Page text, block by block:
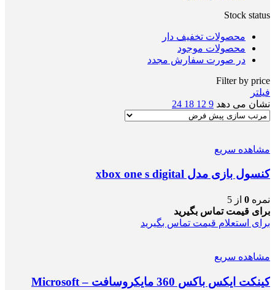
Stock status
محصولات تخفیف دار
محصولات موجود
در صورت سفارش مجدد
Filter by price
فیلتر
نشان می دهد 9
12
18
24
مشاهده سریع
کنسول بازی مدل xbox one s digital
نمره 0 از 5
برای قیمت تماس بگیرید
برای استعلام قیمت تماس بگیرید
مشاهده سریع
کینکت ایکس باکس 360 مایکروسافت – Microsoft